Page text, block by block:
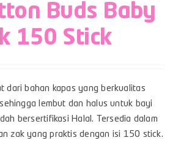
Buds Baby
150 Stick
dari bahan kapas yang berkualitas
lembut dan halus untuk bayi
bersertifikasi Halal. Tersedia dalam
zak yang praktis dengan isi 150 stick.